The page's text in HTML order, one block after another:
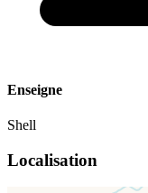
Enseigne
Shell
Localisation